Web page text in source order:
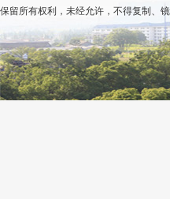
保留所有权利，未经允许，不得复制、